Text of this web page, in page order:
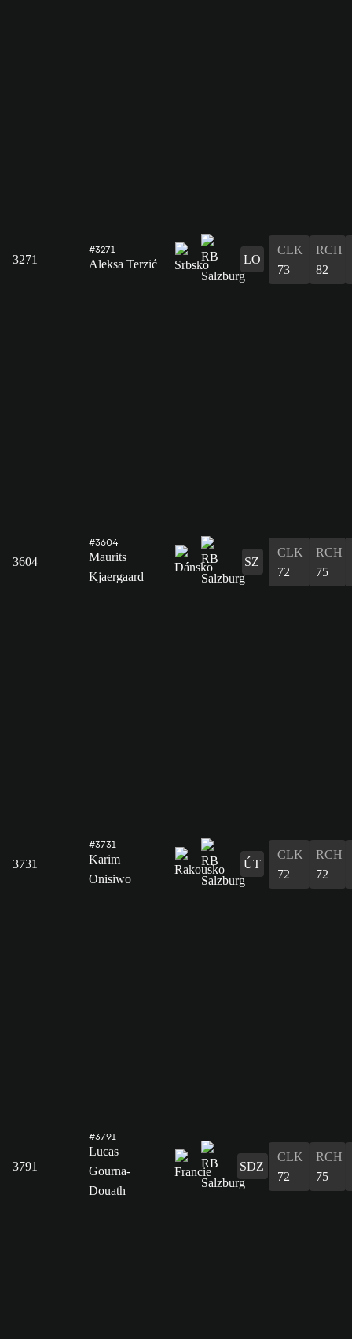
3271
#3271
Aleksa Terzić LO
CLK
73
RCH
82
3604
#3604
Maurits
Kjaergaard
SZ
CLK
72
RCH
75
3731
#3731
Karim
Onisiwo
ÚT
CLK
72
RCH
72
3791
#3791
Lucas
Gourna-
Douath
SDZ
CLK
72
RCH
75